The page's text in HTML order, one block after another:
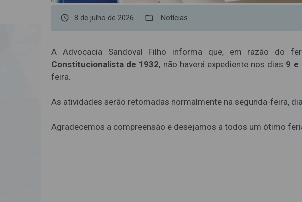
access_time 8 de julho de 2026 folder_open Notícias
A Advocacia Sandoval Filho informa que, em razão do
Constitucionalista de 1932, não haverá expediente nos dias 9 e
feira.
As atividades serão retomadas normalmente na segunda-feira, dia
Agradecemos a compreensão e desejamos a todos um ótimo